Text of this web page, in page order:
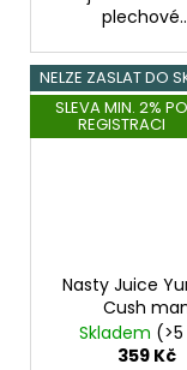
NELZE ZASLAT DO
SLEVA MIN. 2% PO
REGISTRACI
Nasty Juice
Cush
Skladem
359 Kč